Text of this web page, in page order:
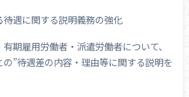
遇に関する説明義務の強化
有期雇用労働者・派遣労働者について、
”待遇差の内容・理由等に関する説明を